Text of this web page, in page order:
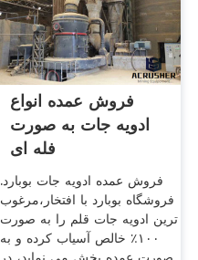
فروش عمده انواع
ادویه جات به صورت
فله ای
فروش عمده ادویه جات بوبارد.
فروشگاه بوبارد با افتخار،مرغوب
ترین ادویه جات قلم را به صورت
۱۰۰٪ خالص آسیاب کرده و به